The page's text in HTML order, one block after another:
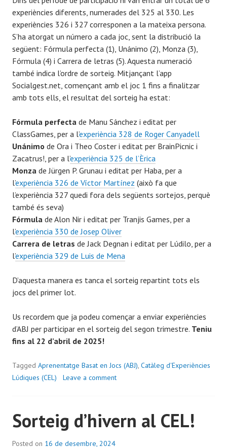
experiències diferents, numerades del 325 al 330. Les
experiències 326 i 327 corresponen a la mateixa persona.
S’ha atorgat un número a cada joc, sent la distribució la
següent: Fórmula perfecta (1), Unánimo (2), Monza (3),
Fórmula (4) i Carrera de letras (5). Aquesta numeració
també indica l’ordre de sorteig. Mitjançant l’app
Socialgest.net, començant amb el joc 1 fins a finalitzar
amb tots ells, el resultat del sorteig ha estat:
Fórmula perfecta de Manu Sánchez i editat per
ClassGames, per a l’experiència 328 de Roger Canyadell
Unánimo de Ora i Theo Coster i editat per BrainPicnic i
Zacatrus!, per a l’experiència 325 de l’Èrica
Monza de Jürgen P. Grunau i editat per Haba, per a
l’experiència 326 de Víctor Martínez (això fa que
l’experiència 327 quedi fora dels següents sortejos, perquè
també és seva)
Fórmula de Alon Nir i editat per Tranjis Games, per a
l’experiència 330 de Josep Oliver
Carrera de letras de Jack Degnan i editat per Lúdilo, per a
l’experiència 329 de Luis de Mena
D’aquesta manera es tanca el sorteig repartint tots els
jocs del primer lot.
Us recordem que ja podeu començar a enviar experiències
d’ABJ per participar en el sorteig del segon trimestre. Teniu
fins al 22 d’abril de 2025!
Tagged Aprenentatge Basat en Jocs (ABJ), Catàleg d'Experiències
Lúdiques (CEL)
Leave a comment
Sorteig d’hivern al CEL!
Posted on 16 de desembre, 2024